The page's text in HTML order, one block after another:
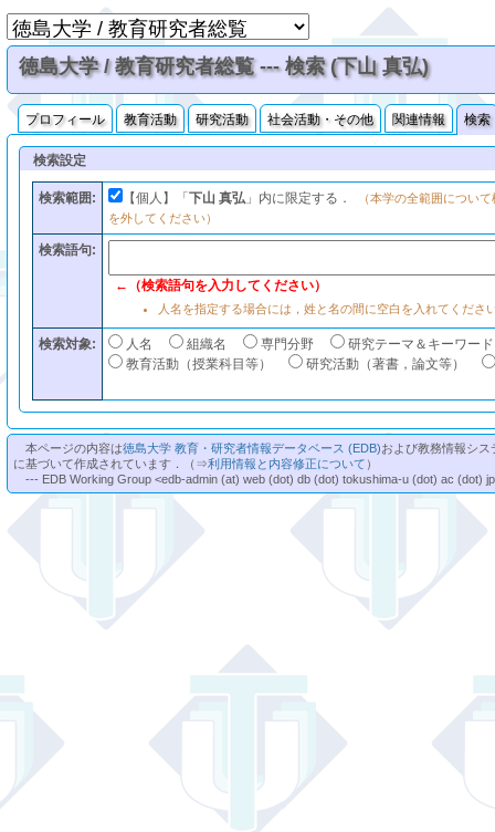
徳島大学 / 教育研究者総覧 --- 検索 (下山 真弘)
プロフィール 教育活動 研究活動 社会活動・その他 関連情報 検索
検索設定
検索範囲: 【個人】「 下山 真弘」内に限定する．
（本学の全範囲につい
を外してください）
検索語句:
←（検索語句を入力してください）
人名を指定する場合には，姓と名の間に空白を入れてくださ
検索対象: 人名 組織名 専門分野
研究テーマ＆キーワード
教育活動（授業科目等）
研究活動（著書，論文等）
本ページの内容は徳島大学 教育・研究者情報データベース (EDB)および教務情報シ
に基づいて作成されています．（⇒利用情報と内容修正について ）
--- EDB Working Group <edb-admin (at) web (dot) db (dot) tokushima-u (dot) ac (dot)